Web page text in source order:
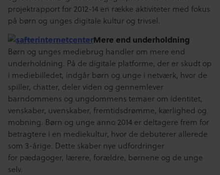
projektrapport for 2012-14 en række aktiviteter med fokus
på børn og unges digitale kultur og trivsel.
Mere end underholdning
Børn og unges mediebrug handler om mere end
underholdning. På de digitale platforme, der er skudt op
i mediebilledet, indgår børn og unge i netværk, hvor de
spiller, chatter, deler viden og gennemlever
barndommens og ungdommens temaer om identitet,
venskaber, uvenskaber, fremtidsdrømme, kærlighed og
mobning. Børn og unge anno 2014 er deltagere frem for
betragtere i en mediekultur, hvor de debuterer allerede
som 3-årige. Dette skaber nye udfordringer
for pædagoger, lærere, forældre, børnene og de unge
selv.